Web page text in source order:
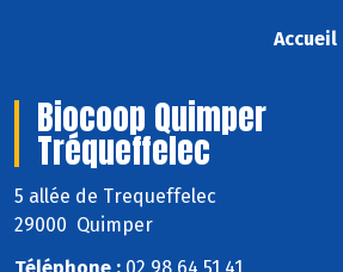
Accueil
Biocoop Quimper
Tréqueffelec
5 allée de Trequeffelec
29000 Quimper